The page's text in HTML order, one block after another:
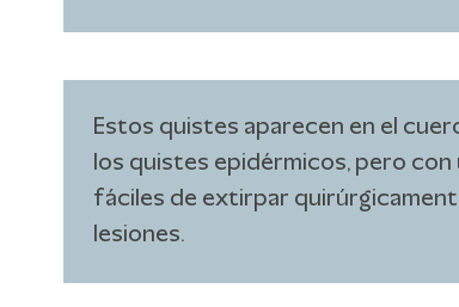
Estos quistes aparecen en el
los quistes epidérmicos, pero con
fáciles de extirpar
lesiones.